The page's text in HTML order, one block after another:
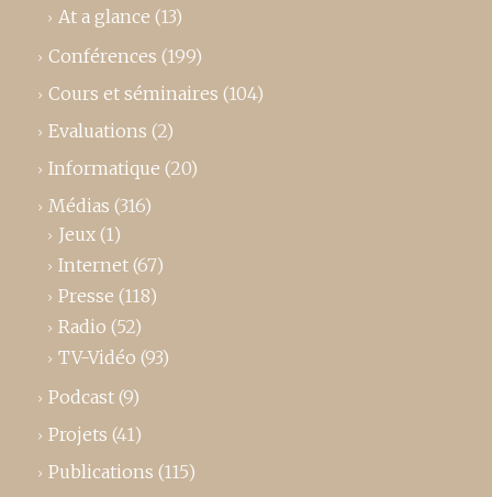
At a glance (13)
Conférences (199)
Cours et séminaires (104)
Evaluations (2)
Informatique (20)
Médias (316)
Jeux (1)
Internet (67)
Presse (118)
Radio (52)
TV-Vidéo (93)
Podcast (9)
Projets (41)
Publications (115)